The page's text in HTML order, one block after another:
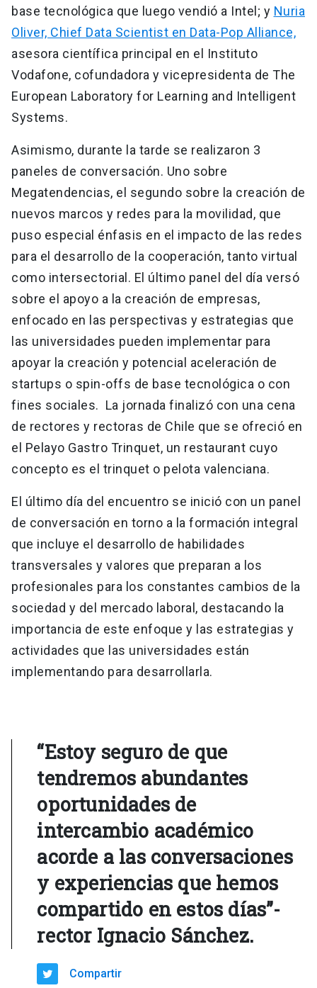
base tecnológica que luego vendió a Intel; y Nuria
Oliver, Chief Data Scientist en Data-Pop Alliance,
asesora científica principal en el Instituto
Vodafone, cofundadora y vicepresidenta de The
European Laboratory for Learning and Intelligent
Systems.
Asimismo, durante la tarde se realizaron 3
paneles de conversación. Uno sobre
Megatendencias, el segundo sobre la creación de
nuevos marcos y redes para la movilidad, que
puso especial énfasis en el impacto de las redes
para el desarrollo de la cooperación, tanto virtual
como intersectorial. El último panel del día versó
sobre el apoyo a la creación de empresas,
enfocado en las perspectivas y estrategias que
las universidades pueden implementar para
apoyar la creación y potencial aceleración de
startups o spin-offs de base tecnológica o con
fines sociales. La jornada finalizó con una cena
de rectores y rectoras de Chile que se ofreció en
el Pelayo Gastro Trinquet, un restaurant cuyo
concepto es el trinquet o pelota valenciana.
El último día del encuentro se inició con un panel
de conversación en torno a la formación integral
que incluye el desarrollo de habilidades
transversales y valores que preparan a los
profesionales para los constantes cambios de la
sociedad y del mercado laboral, destacando la
importancia de este enfoque y las estrategias y
actividades que las universidades están
implementando para desarrollarla.
“Estoy seguro de que
tendremos abundantes
oportunidades de
intercambio académico
acorde a las conversaciones
y experiencias que hemos
compartido en estos días”-
rector Ignacio Sánchez.
Compartir